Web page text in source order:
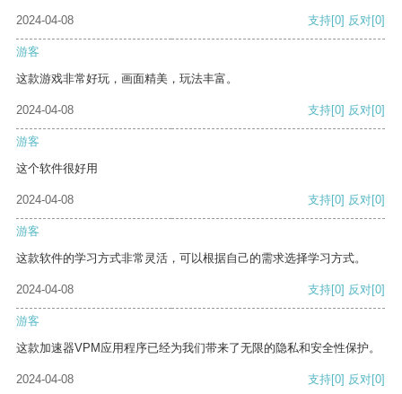
2024-04-08
支持[0] 反对[0]
游客
这款游戏非常好玩，画面精美，玩法丰富。
2024-04-08 支持[0] 反对[0]
游客
这个软件很好用
2024-04-08 支持[0] 反对[0]
游客
这款软件的学习方式非常灵活，可以根据自己的需求选择学习方式。
2024-04-08 支持[0] 反对[0]
游客
这款加速器VPM应用程序已经为我们带来了无限的隐私和安全性保护。
2024-04-08 支持[0] 反对[0]